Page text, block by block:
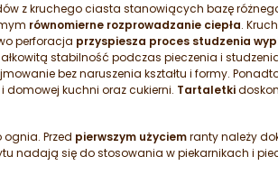
z kruchego ciasta stanowiących bazę
równomierne rozprowadzanie ciepła.
perforacja przyspiesza proces studzenia
stabilność podczas pieczenia i
bez naruszenia kształtu i formy.
domowej kuchni oraz cukierni. Tartaletki
Przed pierwszym użyciemranty należy
nadają się do stosowania w piekarnikach i